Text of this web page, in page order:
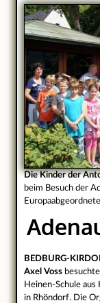
Die Kinder der
beim Besuch der
BEDBURG-
Axel Voss
Heinen-Schule
in Rhöndorf. Die